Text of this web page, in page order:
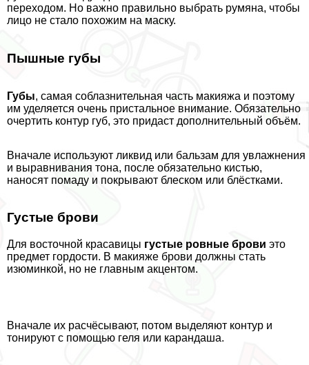
переходом. Но важно правильно выбрать румяна, чтобы
лицо не стало похожим на маску.
Пышные губы
Губы, самая coблaзнительная часть макияжа и поэтому
им уделяется очень пристальное внимание. Обязательно
очертить контур губ, это придаст дополнительный объём.
Вначале используют ликвид или бальзам для увлажнения
и выравнивания тона, после обязательно кистью,
наносят помаду и покрывают блеском или блёстками.
Густые брови
Для восточной красавицы густые ровные брови это
предмет гордости. В макияже брови должны стать
изюминкой, но не главным акцентом.
Вначале их расчёсывают, потом выделяют контур и
тонируют с помощью геля или карандаша.